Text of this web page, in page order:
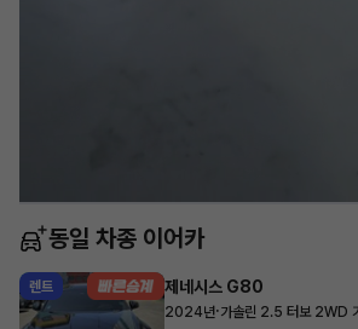
동일 차종 이어카
렌트 제네시스 G80
2024년·가솔린 2.5 터보 2WD